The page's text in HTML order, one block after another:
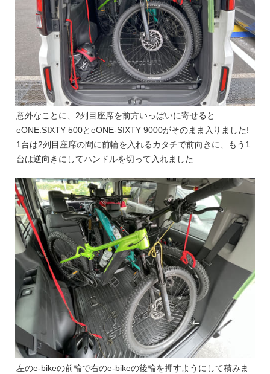
意外なことに、2列目座席を前方いっぱいに寄せると
eONE.SIXTY 500とeONE-SIXTY 9000がそのまま入りました!
1台は2列目座席の間に前輪を入れるカタチで前向きに、もう1
台は逆向きにしてハンドルを切って入れました
左のe-bikeの前輪で右のe-bikeの後輪を押すようにして積みま